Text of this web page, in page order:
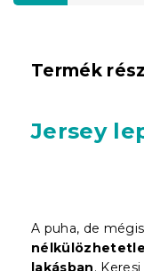
Termék
Jersey
A puha, de
lakásban.